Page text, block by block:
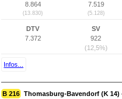
8.864
(13.830)
7.519
(5.128)
DTV
7.372
SV
922
(12,5%)
Infos...
B 216 Thomasburg-Bavendorf (K